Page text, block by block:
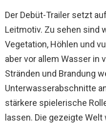
Der Debüt-Trailer setzt
Leitmotiv. Zu sehen sind
Vegetation, Höhlen und
aber vor allem Wasser in
Stränden und Brandung
Unterwasserabschnitte
stärkere spielerische
lassen. Die gezeigte